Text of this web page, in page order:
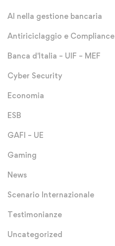
AI nella gestione bancaria
Antiriciclaggio e Compliance
Banca d'Italia – UIF – MEF
Cyber Security
Economia
ESB
GAFI – UE
Gaming
News
Scenario Internazionale
Testimonianze
Uncategorized